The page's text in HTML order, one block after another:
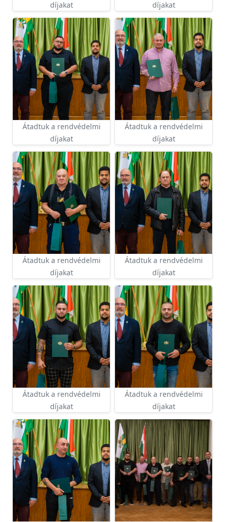
díjakat díjakat
Átadtuk a rendvédelmi
díjakat
Átadtuk a rendvédelmi
díjakat
Átadtuk a rendvédelmi
díjakat
Átadtuk a rendvédelmi
díjakat
Átadtuk a rendvédelmi
díjakat
Átadtuk a rendvédelmi
díjakat